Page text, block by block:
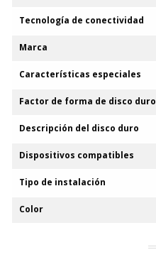
Tecnología de conectividad
Marca
Características especiales
Factor de forma de disco duro
Descripción del disco duro
Dispositivos compatibles
Tipo de instalación
Color